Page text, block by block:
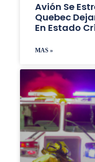
Avión Se
Quebec
En Estado
MAS »